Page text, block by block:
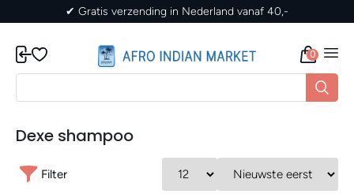
✔ Gratis verzending in Nederland vanaf 40,-
0
Dexe shampoo
Filter